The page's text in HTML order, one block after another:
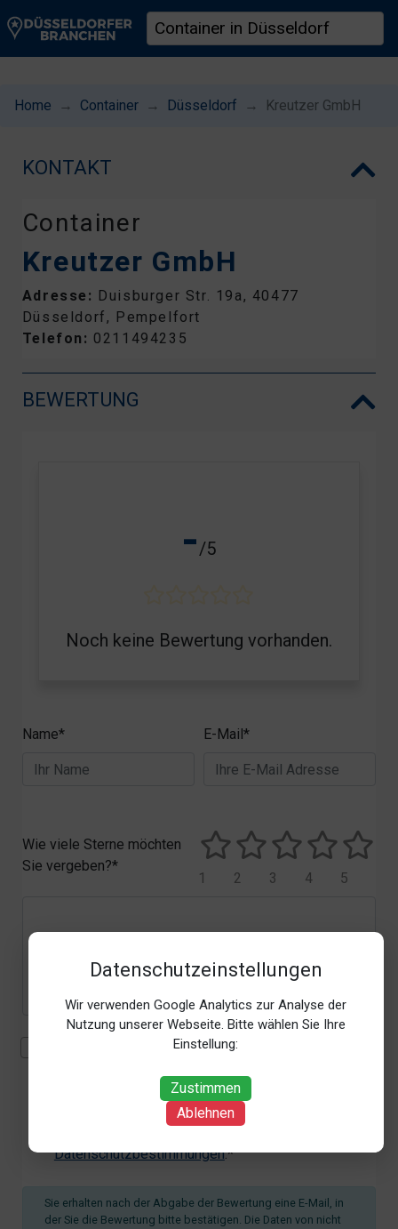
Datenschutzeinstellungen
Wir verwenden Google Analytics zur Analyse der
Nutzung unserer Webseite. Bitte wählen Sie Ihre
Einstellung:
Zustimmen
Ablehnen
Home Container Düsseldorf Kreutzer GmbH
KONTAKT
Container
Kreutzer GmbH
Adresse: Duisburger Str. 19a, 40477
Düsseldorf, Pempelfort
Telefon: 0211494235
BEWERTUNG
-/5
Noch keine Bewertung vorhanden.
Name* E-Mail*
Wie viele Sterne möchten
Sie vergeben?*
5
4
3
2
1
Mit der Erhebung, Verarbeitung und Nutzung meiner
Uhrzeit der Bewertungsabgabe, Referrer-URL) zum
Zweck der Bewertung erkläre ich mich
Datenschutzbestimmungen.*
Sie erhalten nach der Abgabe der Bewertung eine E-Mail, in
der Sie die Bewertung bitte bestätigen. Die Daten von nicht